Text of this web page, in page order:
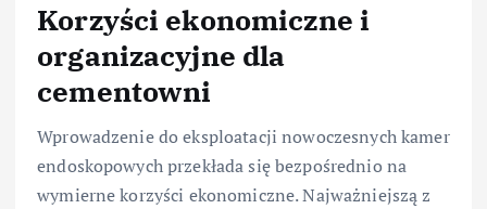
Korzyści ekonomiczne i
organizacyjne dla
cementowni
Wprowadzenie do eksploatacji nowoczesnych kamer
endoskopowych przekłada się bezpośrednio na
wymierne korzyści ekonomiczne. Najważniejszą z